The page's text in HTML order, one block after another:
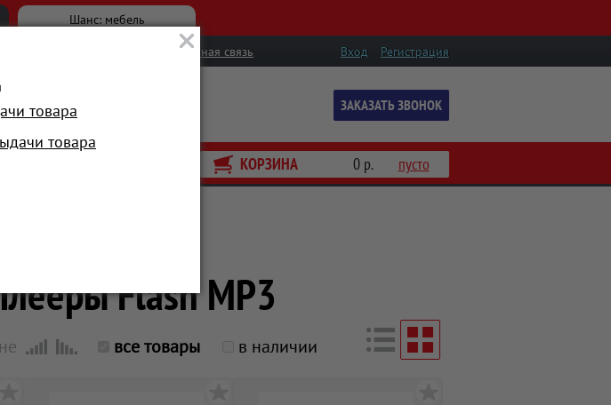
Шанс: мебель
Вход Регистрация
Обратная связь
ЗАКАЗАТЬ ЗВОНОК
КОРЗИНА 0 р. пусто
Flash MP3
все товары в наличии
товара
товара